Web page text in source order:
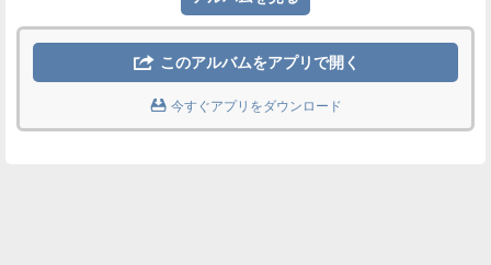
 このアルバムをアプリで開く
 今すぐアプリをダウンロード